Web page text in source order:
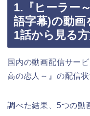
1.『ヒーラー
語字幕)の動
1話から見る
国内の動画配信サー
高の恋人～』の配信
調べた結果、5つの動